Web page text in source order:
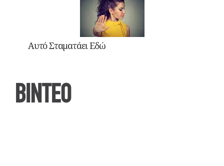
Αυτό Σταματάει Εδώ
ΒΙΝΤΕΟ